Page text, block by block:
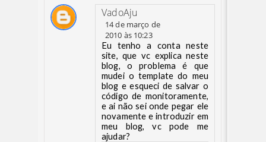
VadoAju
14 de março de
2010 às 10:23
Eu tenho a conta neste
site, que vc explica neste
blog, o problema é que
mudei o template do meu
blog e esqueci de salvar o
código de monitoramente,
e ai não sei onde pegar ele
novamente e introduzir em
meu blog, vc pode me
ajudar?